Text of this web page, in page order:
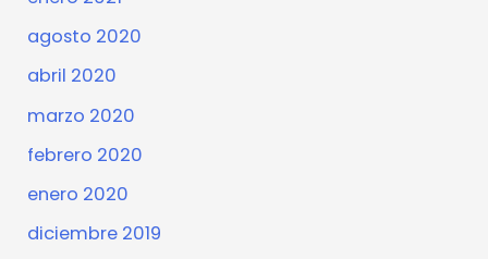
agosto 2020
abril 2020
marzo 2020
febrero 2020
enero 2020
diciembre 2019